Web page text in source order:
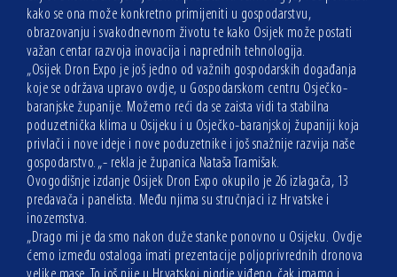
kako se ona može konkretno primijeniti u gospodarstvu,
obrazovanju i svakodnevnom životu te kako Osijek može postati
važan centar razvoja inovacija i naprednih tehnologija.
„Osijek Dron Expo je još jedno od važnih gospodarskih događanja
koje se održava upravo ovdje, u Gospodarskom centru Osječko-
baranjske županije. Možemo reći da se zaista vidi ta stabilna
poduzetnička klima u Osijeku i u Osječko-baranjskoj županiji koja
privlači i nove ideje i nove poduzetnike i još snažnije razvija naše
gospodarstvo. „- rekla je županica Nataša Tramišak.
Ovogodišnje izdanje Osijek Dron Expo okupilo je 26 izlagača, 13
predavača i panelista. Među njima su stručnjaci iz Hrvatske i
inozemstva.
„Drago mi je da smo nakon duže stanke ponovno u Osijeku. Ovdje
ćemo između ostaloga imati prezentacije poljoprivrednih dronova